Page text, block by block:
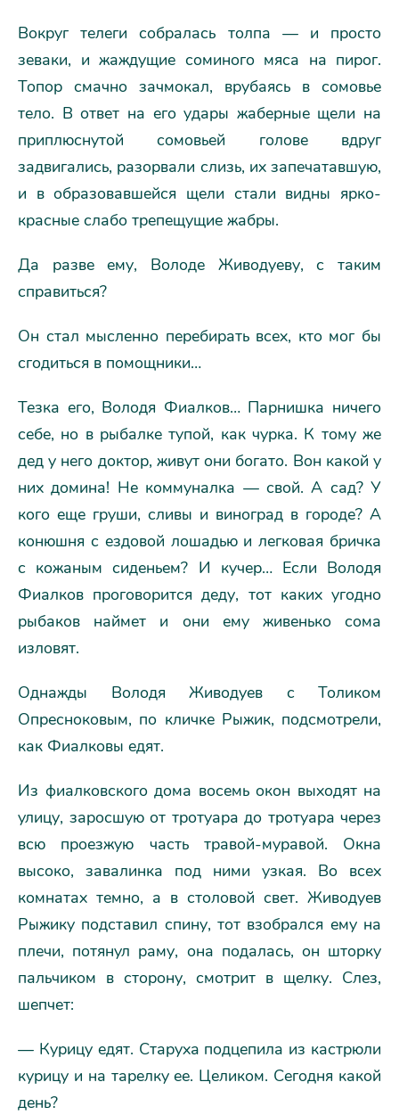
Вокруг телеги собралась толпа — и просто
зеваки, и жаждущие соминого мяса на пирог.
Топор смачно зачмокал, врубаясь в сомовье
тело. В ответ на его удары жаберные щели на
приплюснутой сомовьей голове вдруг
задвигались, разорвали слизь, их запечатавшую,
и в образовавшейся щели стали видны ярко-
красные слабо трепещущие жабры.
Да разве ему, Володе Живодуеву, с таким
справиться?
Он стал мысленно перебирать всех, кто мог бы
сгодиться в помощники…
Тезка его, Володя Фиалков… Парнишка ничего
себе, но в рыбалке тупой, как чурка. К тому же
дед у него доктор, живут они богато. Вон какой у
них домина! Не коммуналка — свой. А сад? У
кого еще груши, сливы и виноград в городе? А
конюшня с ездовой лошадью и легковая бричка
с кожаным сиденьем? И кучер… Если Володя
Фиалков проговорится деду, тот каких угодно
рыбаков наймет и они ему живенько сома
изловят.
Однажды Володя Живодуев с Толиком
Опресноковым, по кличке Рыжик, подсмотрели,
как Фиалковы едят.
Из фиалковского дома восемь окон выходят на
улицу, заросшую от тротуара до тротуара через
всю проезжую часть травой-муравой. Окна
высоко, завалинка под ними узкая. Во всех
комнатах темно, а в столовой свет. Живодуев
Рыжику подставил спину, тот взобрался ему на
плечи, потянул раму, она подалась, он шторку
пальчиком в сторону, смотрит в щелку. Слез,
шепчет:
— Курицу едят. Старуха подцепила из кастрюли
курицу и на тарелку ее. Целиком. Сегодня какой
день?